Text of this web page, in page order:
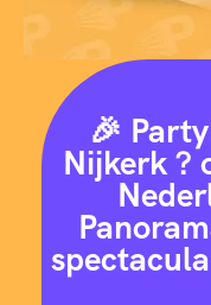
🎉
Nijkerk ?